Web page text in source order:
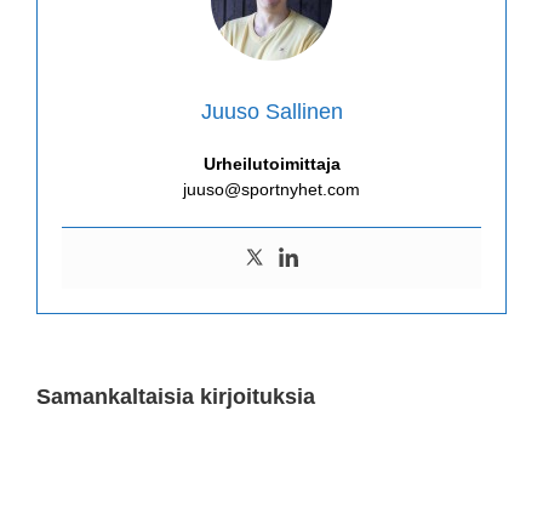
Juuso Sallinen
Urheilutoimittaja
juuso@sportnyhet.com
Samankaltaisia kirjoituksia